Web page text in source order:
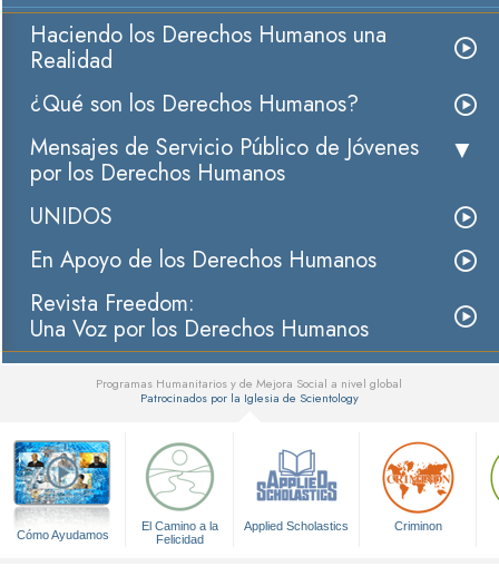
Haciendo los Derechos Humanos una
Realidad
¿Qué son los Derechos Humanos?
Mensajes de Servicio Público de Jóvenes
por los Derechos Humanos
UNIDOS
En Apoyo de los Derechos Humanos
Revista Freedom:
Una Voz por los Derechos Humanos
Programas Humanitarios y de Mejora Social a nivel global
Patrocinados por la Iglesia de Scientology
Cómo Ayudamos
El Camino a la
Felicidad
Applied Scholastics Criminon